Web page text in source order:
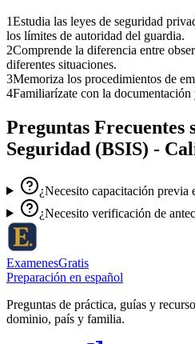
1Estudia las leyes de seguridad
los límites de autoridad del guardia.
2Comprende la diferencia entre
diferentes situaciones.
3Memoriza los procedimientos de
4Familiarízate con la documentación
Preguntas Frecuentes
Seguridad (BSIS) -
¿Necesito capacitación previa
¿Necesito verificación de
ExamenesGratis
Preparación en español
Preguntas de práctica, guías y
dominio, país y familia.